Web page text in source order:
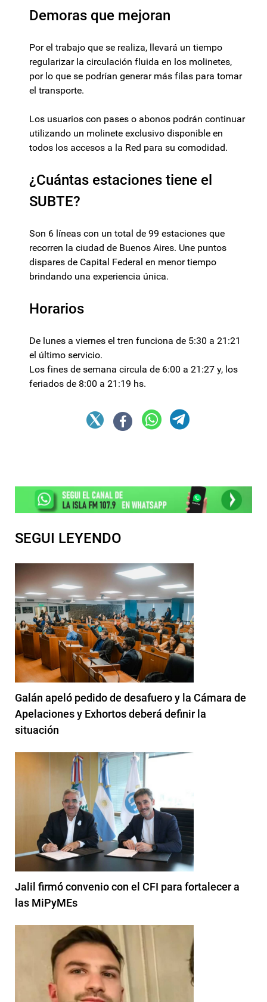
Demoras que mejoran
Por el trabajo que se realiza, llevará un tiempo
regularizar la circulación fluida en los molinetes,
por lo que se podrían generar más filas para tomar
el transporte.
Los usuarios con pases o abonos podrán continuar
utilizando un molinete exclusivo disponible en
todos los accesos a la Red para su comodidad.
¿Cuántas estaciones tiene el
SUBTE?
Son 6 líneas con un total de 99 estaciones que
recorren la ciudad de Buenos Aires. Une puntos
dispares de Capital Federal en menor tiempo
brindando una experiencia única.
Horarios
De lunes a viernes el tren funciona de 5:30 a 21:21
el último servicio.
Los fines de semana circula de 6:00 a 21:27 y, los
feriados de 8:00 a 21:19 hs.
SEGUI LEYENDO
Galán apeló pedido de desafuero y la Cámara de
Apelaciones y Exhortos deberá definir la
situación
Jalil firmó convenio con el CFI para fortalecer a
las MiPyMEs